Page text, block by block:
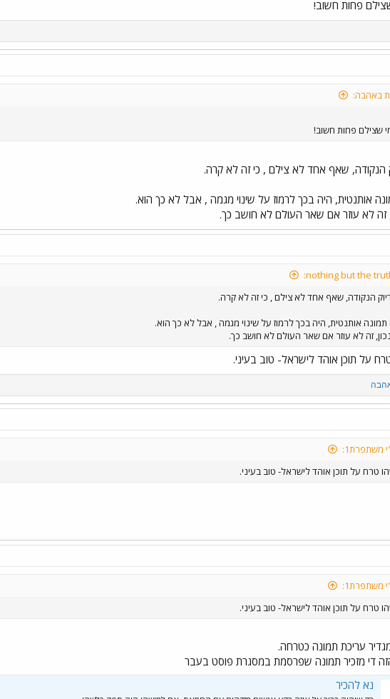
פחות חשוב!
באהבה:
שצילם פחות חשוב!
הנקודה, שאף אחד לא צילם , כי זה לא קרה.
אותנטית, היה בכך לרמוז על שינוי מגמה , אבל לא כך הוא.
זה לא עוזר אם שאר העולם לא חושב כך.
הנקודה, שאף אחד לא צילם , כי זה לא קרה.
תמונה אותנטית, היה בכך לרמוז על שינוי מגמה , אבל לא כך הוא.
זה לא עוזר אם שאר העולם לא חושב כך.
על תוכן אוהד לישראל- טוב בעיני.
משתפרת1:
טרח על תוכן אוהד לישראל- טוב בעיני.
משתפרת1:
טרח על תוכן אוהד לישראל- טוב בעיני.
עריכת תמונה כטרחה.
די מזכיר תמונה שפרסמת במסגרת פוסט בעבר
נא להכיר